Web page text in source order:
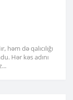
də qalıcılığı
Hər kəs adını